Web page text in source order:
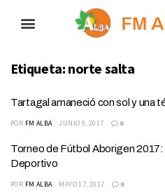
Etiqueta: norte salta
Tartagal amaneció con sol y una
POR FM ALBA JUNIO 9, 2017 0
Torneo de Fútbol Aborigen 2017:
Deportivo
POR FM ALBA MAYO 17, 2017 0